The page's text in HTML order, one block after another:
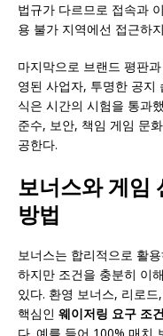
법규가 다르므로 접속과
용 불가 지역에선 접근하
마지막으로 브랜드 평판
영된 사업자, 투명한 공지
식은 시간의 시험을 통과
준수, 보안, 책임 게임 문
공한다.
보너스와 게임
방법
보너스는 합리적으로 활
하지만 조건을 충분히 이
있다. 환영 보너스, 리로
핵심인 웨이저링 요구 조건